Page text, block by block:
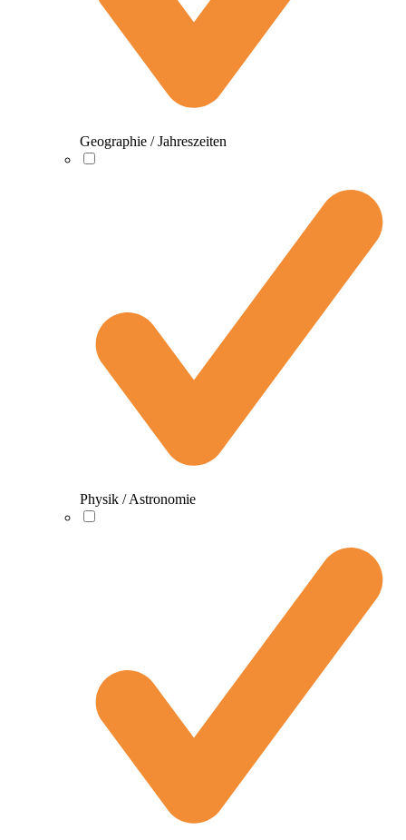
Geographie / Jahreszeiten
Physik / Astronomie